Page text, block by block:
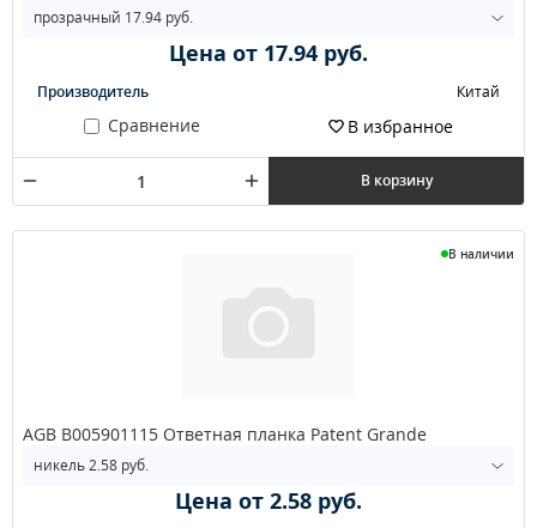
Цена от 17.94 руб.
Производитель Китай
Сравнение В избранное
В корзину
В наличии
AGB B005901115 Ответная планка Patent Grande
Цена от 2.58 руб.